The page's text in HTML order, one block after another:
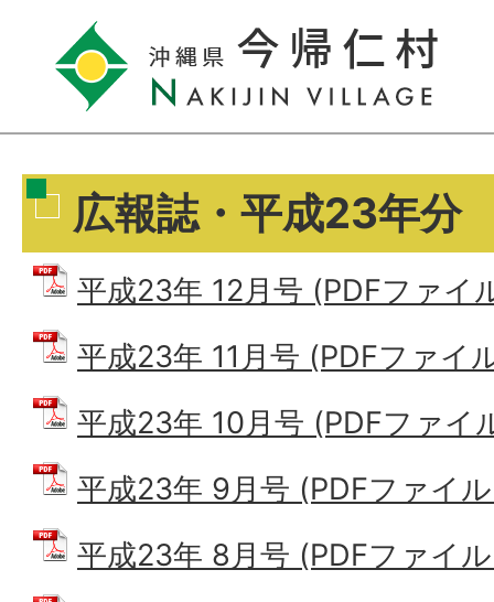
広報誌・平成23年分
平成23年 12月号 (PDFファイ
平成23年 11月号 (PDFファイ
平成23年 10月号 (PDFファイ
平成23年 9月号 (PDFファイ
平成23年 8月号 (PDFファイ